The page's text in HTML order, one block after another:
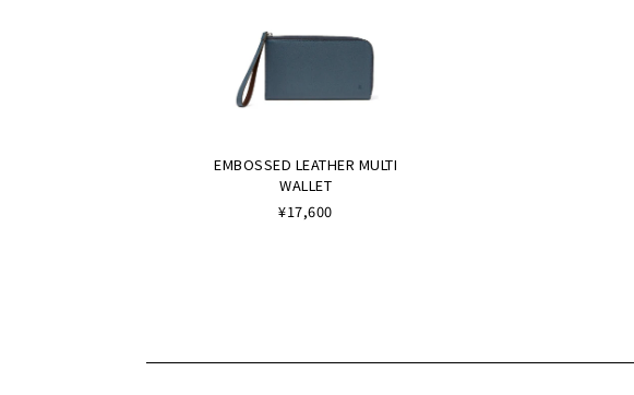
EMBOSSED LEATHER MULTI
WALLET
¥17,600